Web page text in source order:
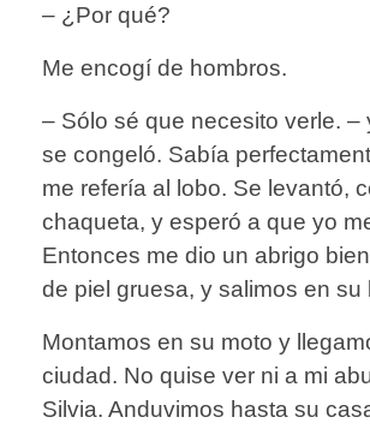
– ¿Por qué?
Me encogí de hombros.
– Sólo sé que necesito verle. –
se congeló. Sabía
me refería al lobo. Se levantó,
chaqueta, y esperó a que yo
Entonces me dio un abrigo
de piel gruesa, y salimos en su
Montamos en su moto y
ciudad. No quise ver ni a mi
Silvia. Anduvimos hasta su